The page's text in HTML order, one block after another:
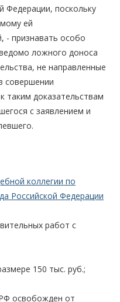
Федерации, поскольку
ей
- признавать особо
ложного доноса
не направленные
совершении
таким доказательствам
с заявлением и
коллегии по
Российской Федерации
работ с
150 тыс. руб.;
освобожден от